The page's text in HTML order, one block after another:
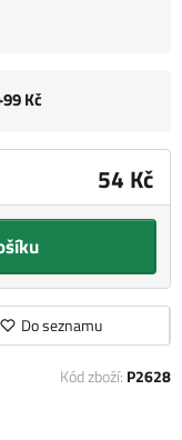
54 Kč
Do seznamu
Kč
Kód zboží: P2628